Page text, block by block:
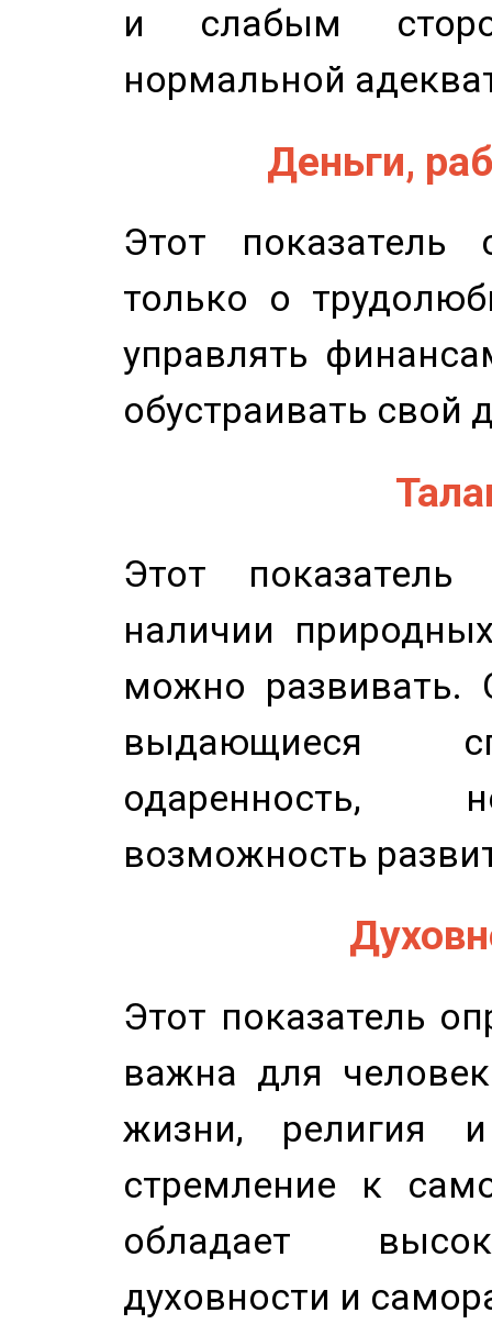
и слабым
нормальной
Деньги,
Этот показатель
только о
управлять
обустраивать свой
Этот показатель
наличии
можно развивать.
выдающиеся
одаренность,
возможность
Этот показатель
важна для
жизни, религия
стремление к
обладает
духовности и